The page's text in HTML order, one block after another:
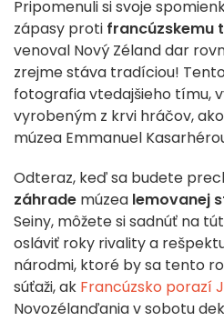
Pripomenuli si svoje
zápasy proti francúzskemu
venoval Nový Zéland dar
zrejme stáva tradíciou!
fotografia vtedajšieho tímu,
vyrobeným z krvi hráčov,
múzea Emmanuel
Odteraz, keď sa budete
záhrade múzea lemovanej
Seiny, môžete si sadnúť na
osláviť roky rivality a
národmi, ktoré by sa tento
súťaži, ak Francúzsko porazí
Novozélanďania v sobotu